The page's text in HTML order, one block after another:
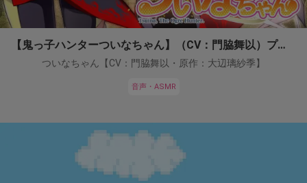
【鬼っ子ハンターついなちゃん】（CV：門脇舞以）プロジェクト！
ついなちゃん【CV：門脇舞以・原作：大辺璃紗季】
音声・ASMR